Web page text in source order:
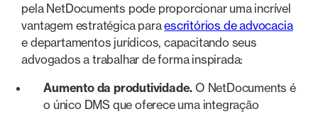
pela NetDocuments pode proporcionar uma incrível
vantagem estratégica paraescritórios de advocacia
e departamentos jurídicos, capacitando seus
advogados a trabalhar de forma inspirada:
Aumento da produtividade. O NetDocuments é
o único DMS que oferece uma integração